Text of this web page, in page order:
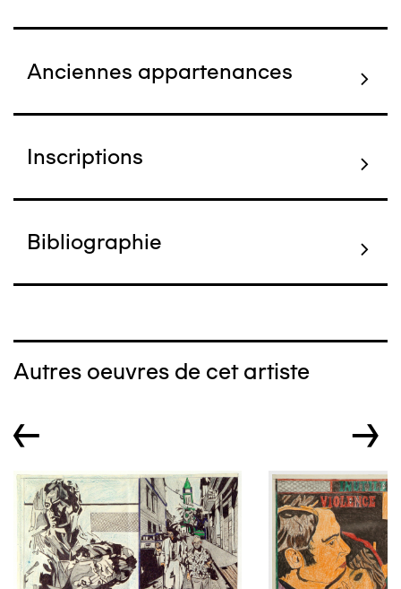
Anciennes appartenances
Inscriptions
Bibliographie
Autres oeuvres de cet artiste
← →